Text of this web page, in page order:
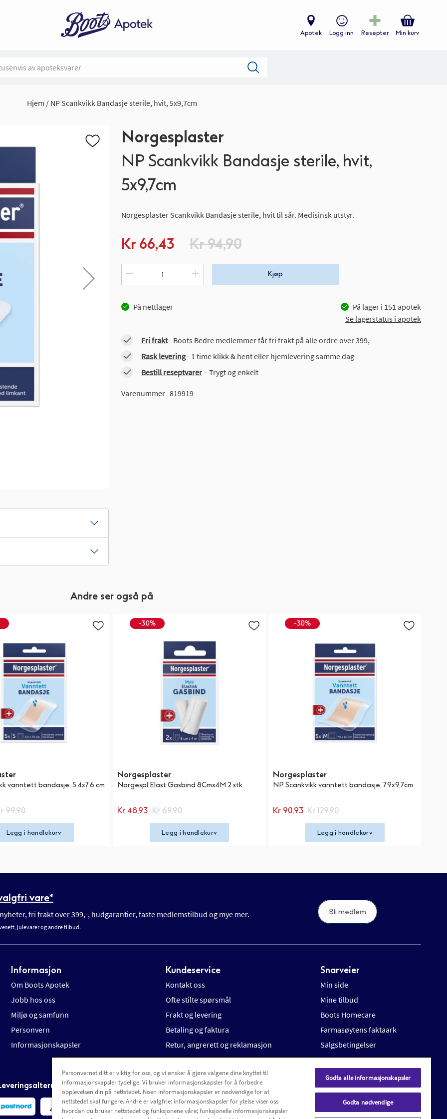
Apotek Logg inn Resepter Min kurv
Hjem NP Scankvikk Bandasje sterile, hvit, 5x9,7cm
Norgesplaster
NP Scankvikk Bandasje sterile, hvit,
5x9,7cm
Norgesplaster Scankvikk Bandasje sterile, hvit til sår. Medisinsk utstyr.
Spesialpris
Kr 66,43 Kr 94,90
Kjøp
På nettlager På lager i 151 apotek
Se lagerstatus i apotek
Fri frakt– Boots Bedre medlemmer får fri frakt på alle ordre over 399,-
Rask levering– 1 time klikk & hent eller hjemlevering samme dag
Bestill reseptvarer– Trygt og enkelt
Varenummer 819919
Andre ser også på
vanntett bandasje, 5,4x7,6 cm
99,90
Legg i handlekurv
Norgesplaster
Norgespl Elast Gasbind 8Cmx4M 2 stk
Kr 48,93 Kr 69,90
Legg i handlekurv
Norgesplaster
NP Scankvikk vanntett bandasje, 7,9x9,7cm
Kr 90,93 Kr 129,90
Legg i handlekurv
vare*
fri frakt over 399,-, hudgarantier, faste medlemstilbud og mye mer.
julevarer og andre tilbud.
Bli medlem
Informasjon
Om Boots Apotek
Jobb hos oss
Miljø og samfunn
Personvern
Informasjonskapsler
Kundeservice
Kontakt oss
Ofte stilte spørsmål
Frakt og levering
Betaling og faktura
Retur, angrerett og reklamasjon
Snarveier
Min side
Mine tilbud
Boots Homecare
Farmasøytens faktaark
Salgsbetingelser
Personvernet ditt er viktig for oss, og vi ønsker å gjøre valgene dine knyttet til
informasjonskapsler tydelige. Vi bruker informasjonskapsler for å forbedre
opplevelsen din på nettstedet. Noen informasjonskapsler er nødvendige for at
nettstedet skal fungere. Andre er valgfrie: informasjonskapsler for ytelse viser oss
hvordan du bruker nettstedet og funksjonene våre; funksjonelle informasjonskapsler
Godta alle informasjonskapsler
Godta nødvendige